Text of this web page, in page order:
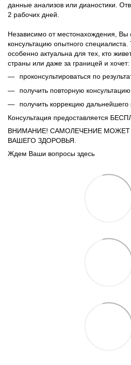
данные анализов или дианостики.
2 рабочих дней.
Независимо от местонахождения, Вы
консультацию опытного специалиста.
особенно актуальна для тех, кто
страны или даже за границей и хочет:
проконсультироваться по
получить повторную консультацию
получить коррекцию дальнейшего
Консультация предоставляется
ВНИМАНИЕ! САМОЛЕЧЕНИЕ
ВАШЕГО ЗДОРОВЬЯ.
Ждем Ваши вопросы здесь